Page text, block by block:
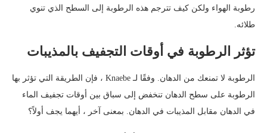
رطوبة الهواء ولكن كيف تترجم هذه الرطوبة إلى السطح الذي تنوي
طلائه.
تؤثر الرطوبة في أوقات التجفيف بالمذيبات
الرطوبة لا تمنعك من الدهان. وفقًا لـ Knaebe ، فإن الطريقة التي تؤثر بها
الرطوبة على سطح الدهان تنخفض إلى سباق بين أوقات تجفيف الماء
في الدهان مقابل المذيبات في الدهان. بمعنى آخر ، أيهما يجف أولاً؟